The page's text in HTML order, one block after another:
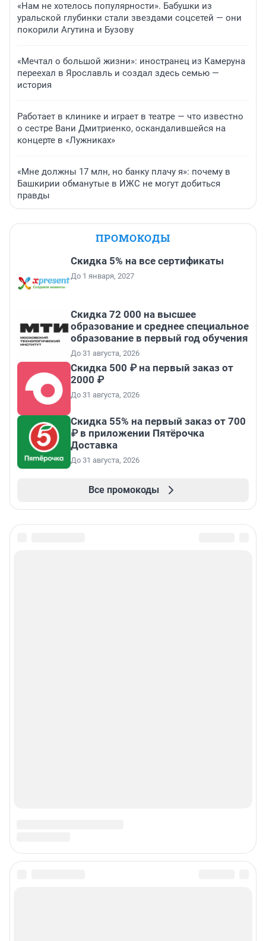
«Нам не хотелось популярности». Бабушки из
уральской глубинки стали звездами соцсетей — они
покорили Агутина и Бузову
«Мечтал о большой жизни»: иностранец из Камеруна
переехал в Ярославль и создал здесь семью —
история
Работает в клинике и играет в театре — что известно
о сестре Вани Дмитриенко, оскандалившейся на
концерте в «Лужниках»
«Мне должны 17 млн, но банку плачу я»: почему в
Башкирии обманутые в ИЖС не могут добиться
правды
ПРОМОКОДЫ
Скидка 5% на все сертификаты
До 1 января, 2027
Скидка 72 000 на высшее
образование и среднее специальное
образование в первый год обучения
До 31 августа, 2026
Скидка 500 ₽ на первый заказ от
2000 ₽
До 31 августа, 2026
Скидка 55% на первый заказ от 700
₽ в приложении Пятёрочка
Доставка
До 31 августа, 2026
Все промокоды